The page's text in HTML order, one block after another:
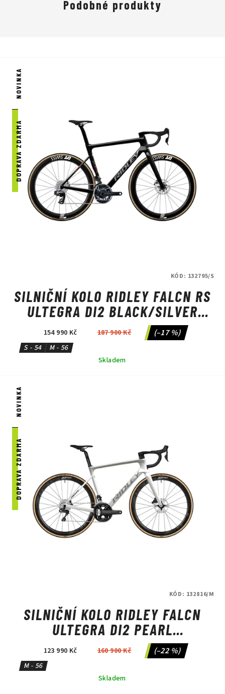
Podobné produkty
NOVINKA
DOPRAVA ZDARMA
SILNIČNÍ KOLO RIDLEY FALCN RS
ULTEGRA DI2 BLACK/SILVER
NEON
154 990 Kč 187 900 Kč (–17 %)
S - 54
M - 56
Skladem
KÓD: 132795/S
NOVINKA
DOPRAVA ZDARMA
SILNIČNÍ KOLO RIDLEY FALCN
ULTEGRA DI2 PEARL
WHITE/SILVER/BLACK
123 990 Kč 160 900 Kč (–22 %)
M - 56
Skladem
KÓD: 132816/M